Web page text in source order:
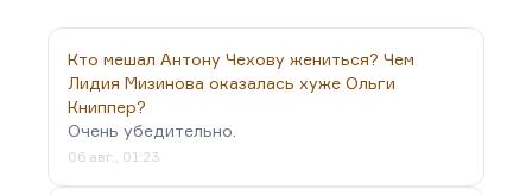
Он действительно крупный структуралист. Он
произвёл структурный анализ фашизма,
фашистских…
Кто мешал Антону Чехову жениться? Чем
Лидия Мизинова оказалась хуже Ольги
Книппер?
Очень убедительно.
06 авг., 01:23